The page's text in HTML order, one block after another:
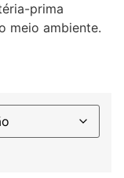
prima
meio ambiente.